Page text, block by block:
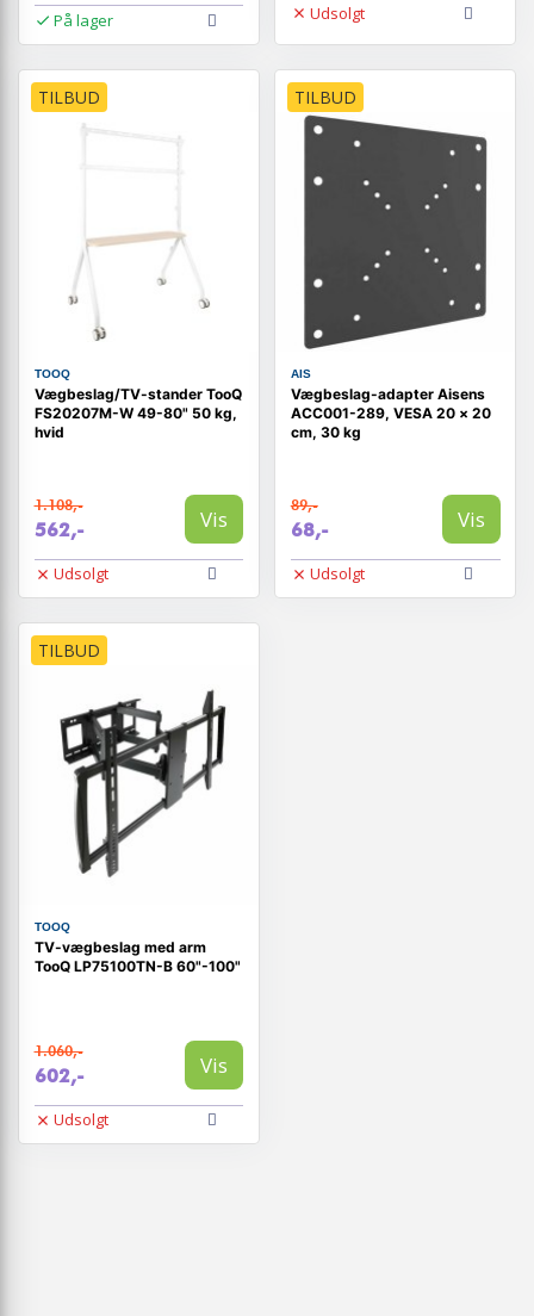
På lager Udsolgt
TILBUD
TOOQ
Vægbeslag/TV-stander TooQ
FS20207M-W 49-80" 50 kg,
hvid
1.108,-
562,- Vis
Udsolgt
TILBUD
AIS
Vægbeslag-adapter Aisens
ACC001-289, VESA 20 × 20
cm, 30 kg
89,-
68,- Vis
Udsolgt
TILBUD
TOOQ
TV-vægbeslag med arm
TooQ LP75100TN-B 60"-100"
1.060,-
602,- Vis
Udsolgt